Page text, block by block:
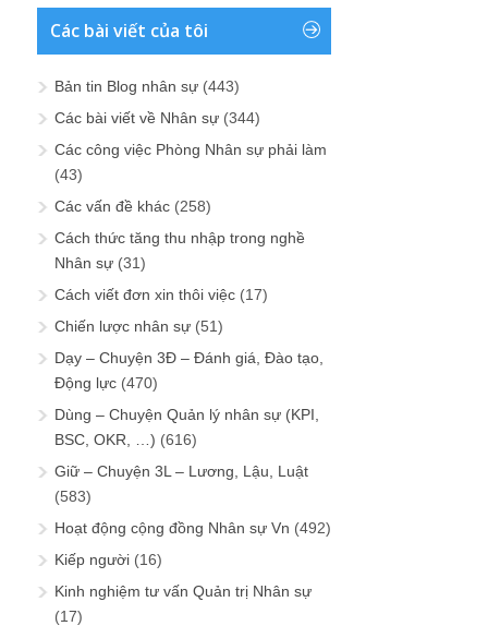
Các bài viết của tôi
Bản tin Blog nhân sự (443)
Các bài viết về Nhân sự (344)
Các công việc Phòng Nhân sự phải làm
(43)
Các vấn đề khác (258)
Cách thức tăng thu nhập trong nghề
Nhân sự (31)
Cách viết đơn xin thôi việc (17)
Chiến lược nhân sự (51)
Dạy – Chuyện 3Đ – Đánh giá, Đào tạo,
Động lực (470)
Dùng – Chuyện Quản lý nhân sự (KPI,
BSC, OKR, …) (616)
Giữ – Chuyện 3L – Lương, Lậu, Luật
(583)
Hoạt động cộng đồng Nhân sự Vn (492)
Kiếp người (16)
Kinh nghiệm tư vấn Quản trị Nhân sự
(17)